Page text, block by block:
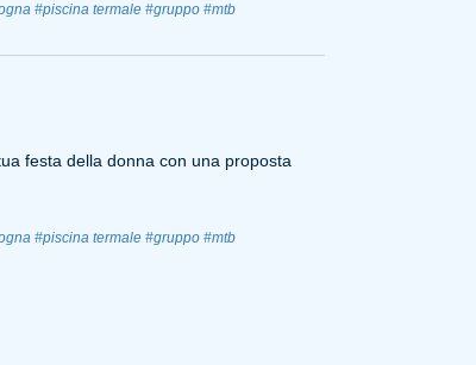
#piscina termale #gruppo #mtb
festa della donna con una proposta
#piscina termale #gruppo #mtb